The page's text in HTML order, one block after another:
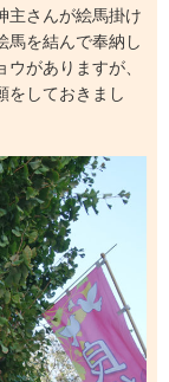
主さんが絵馬掛け
馬を結んで奉納し
がありますが、
をしておきまし